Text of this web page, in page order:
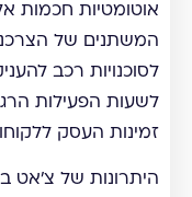
אוטומטיות חכמות
המשתנים של
לסוכנויות רכב
לשעות הפעילות
זמינות העסק
היתרונות של צ'אט